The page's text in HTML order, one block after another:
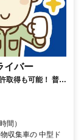
イバー
取得も可能！ 普通
間）
収集車の 中型ド